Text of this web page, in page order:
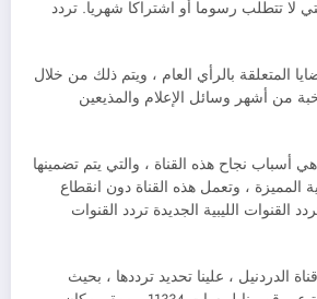
لا تتطلب رسوما أو اشتراكا شهريا. تردد
المتعلقة بالرأي العام ، ويتم ذلك من خلال
من أشهر وسائل الإعلام والمذيعين
أسباب نجاح هذه القناة ، والتي يتم تضمينها
المميزة ، وتعمل هذه القناة دون انقطاع
ساعة. تردد القنوات الليبية الجديدة تردد القنوات
الدردنيل ، علينا تحديد ترددها ، بحيث